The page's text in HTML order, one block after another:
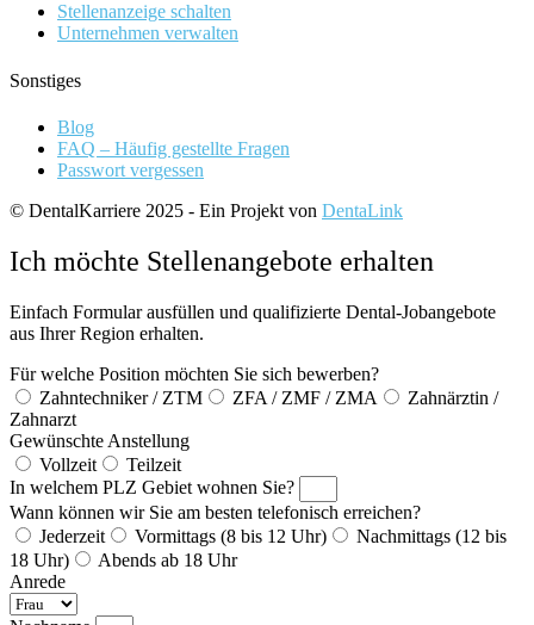
Stellenanzeige schalten
Unternehmen verwalten
Sonstiges
Blog
FAQ – Häufig gestellte Fragen
Passwort vergessen
© DentalKarriere 2025 - Ein Projekt von DentaLink
Ich möchte Stellenangebote erhalten
Einfach Formular ausfüllen und qualifizierte Dental-Jobangebote
aus Ihrer Region erhalten.
Für welche Position möchten Sie sich bewerben?
Zahntechniker / ZTM
ZFA / ZMF / ZMA
Zahnärztin /
Zahnarzt
Gewünschte Anstellung
Vollzeit
Teilzeit
In welchem PLZ Gebiet wohnen Sie?
Wann können wir Sie am besten telefonisch erreichen?
Jederzeit
Vormittags (8 bis 12 Uhr)
Nachmittags (12 bis
18 Uhr)
Abends ab 18 Uhr
Anrede